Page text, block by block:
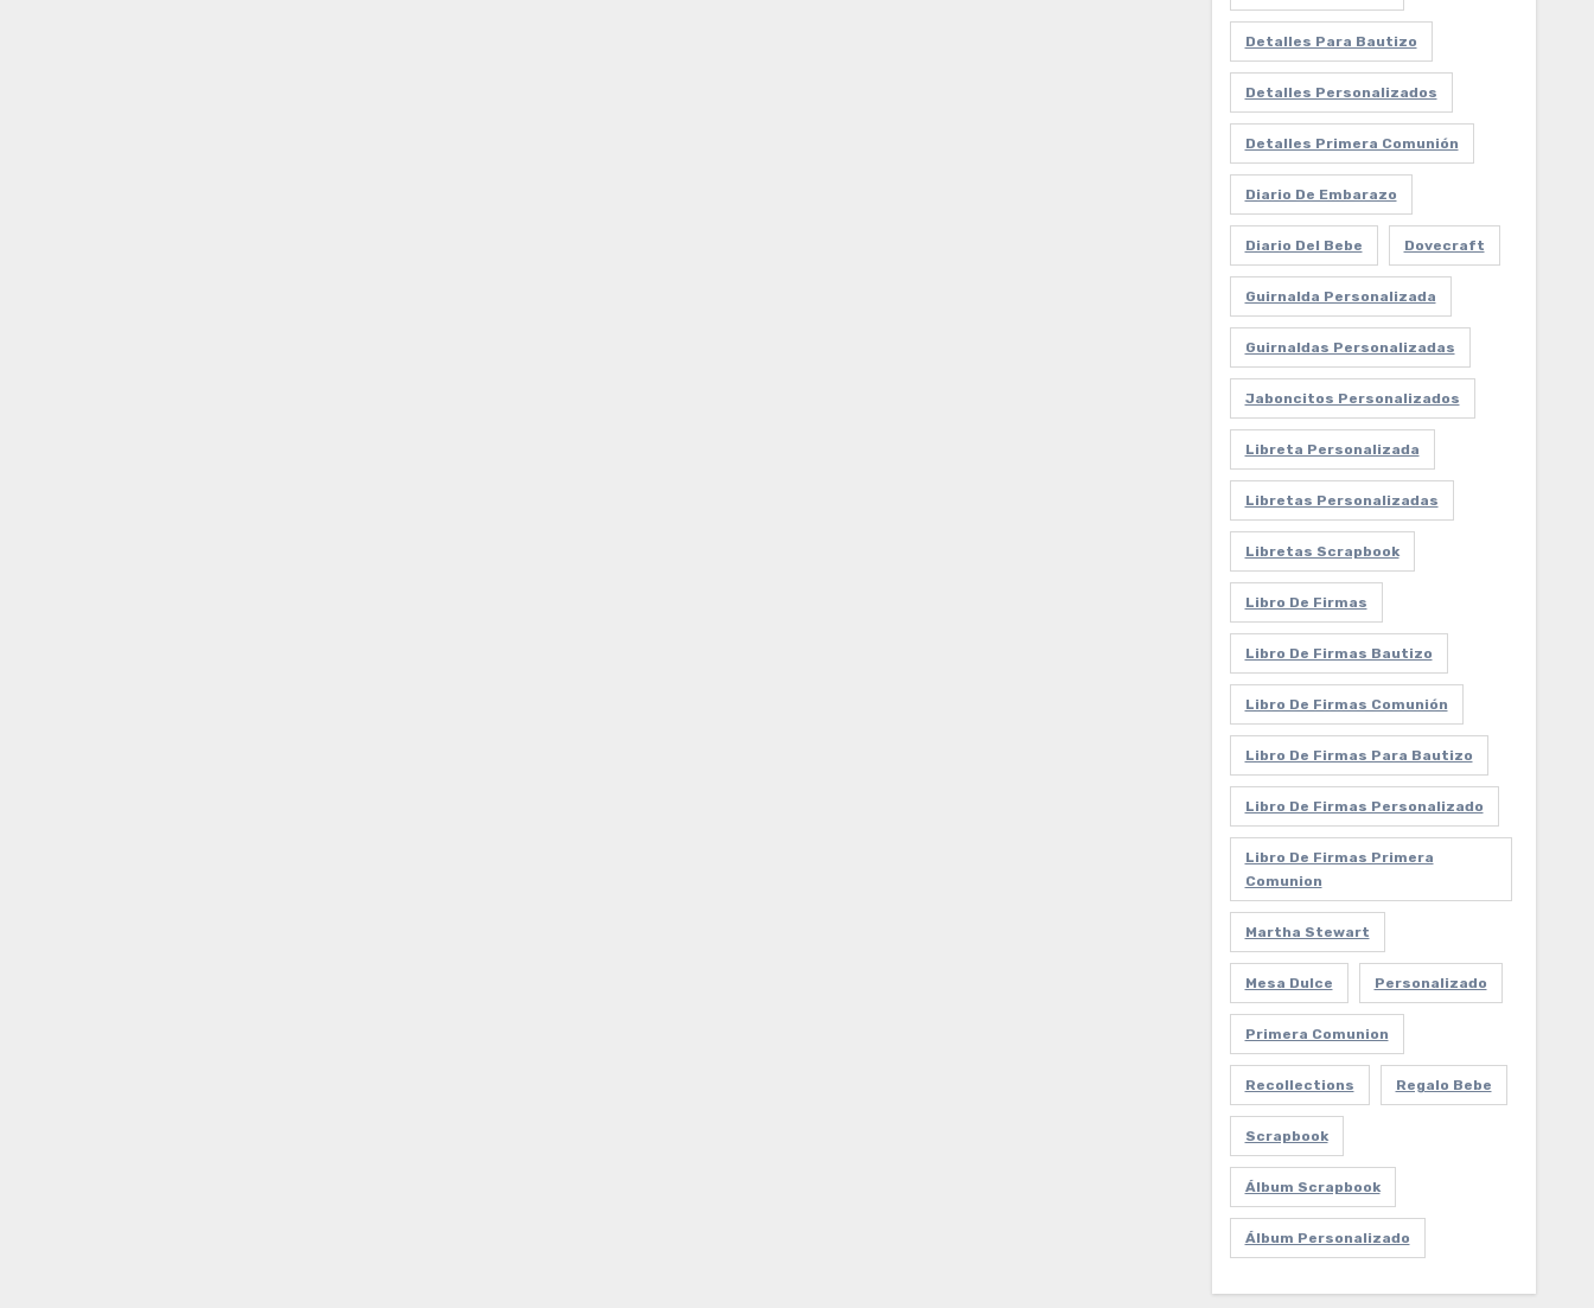
Detalles Para Bautizo
Detalles Personalizados
Detalles Primera Comunión
Diario De Embarazo
Diario Del Bebe Dovecraft
Guirnalda Personalizada
Guirnaldas Personalizadas
Jaboncitos Personalizados
Libreta Personalizada
Libretas Personalizadas
Libretas Scrapbook
Libro De Firmas
Libro De Firmas Bautizo
Libro De Firmas Comunión
Libro De Firmas Para Bautizo
Libro De Firmas Personalizado
Libro De Firmas Primera
Comunion
Martha Stewart
Mesa Dulce Personalizado
Primera Comunion
Recollections Regalo Bebe
Scrapbook
Álbum Scrapbook
Álbum Personalizado